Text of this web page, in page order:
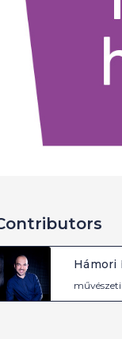
Hámori